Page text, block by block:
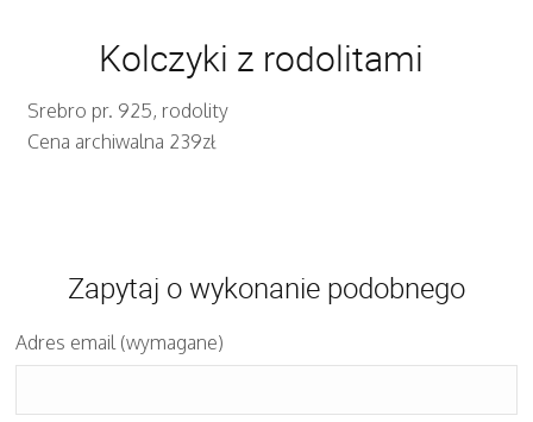
Kolczyki z rodolitami
Srebro pr. 925, rodolity
Cena archiwalna 239zł
Zapytaj o wykonanie podobnego
Adres email (wymagane)